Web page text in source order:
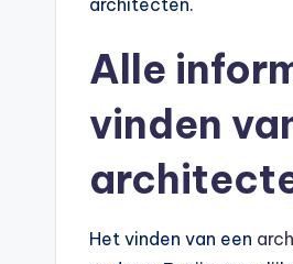
Alle
vinden
Het vinden van een